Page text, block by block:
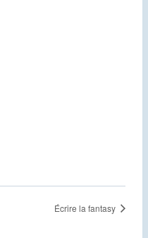
Écrire la fantasy